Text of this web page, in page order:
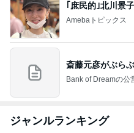
｢庶民的｣北川景
Amebaトピックス
斎藤元彦がぶら
Bank of Dreamの公
ジャンルランキング